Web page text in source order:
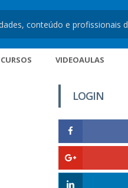
CURSOS VIDEOAULAS
LOGIN